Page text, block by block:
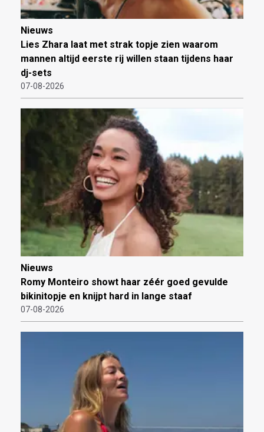
Nieuws
Lies Zhara laat met strak topje zien waarom
mannen altijd eerste rij willen staan tijdens haar
dj-sets
07-08-2026
Nieuws
Romy Monteiro showt haar zéér goed gevulde
bikinitopje en knijpt hard in lange staaf
07-08-2026